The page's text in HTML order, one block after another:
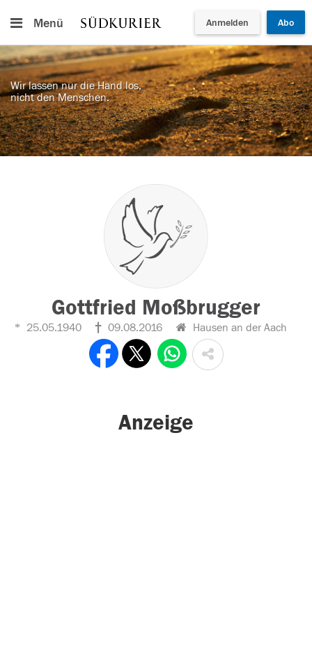
Menü Anmelden Abo
Wir lassen nur die Hand los,
nicht den Menschen.
Gottfried Moßbrugger
25.05.1940 09.08.2016 Hausen an der Aach
Anzeige